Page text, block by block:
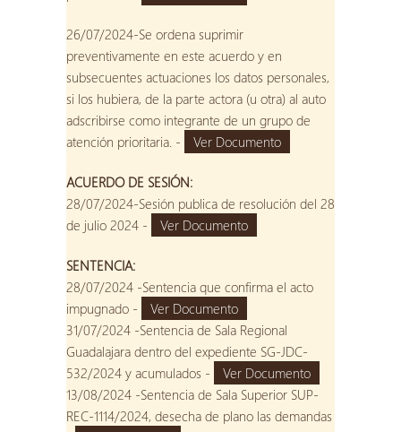
26/07/2024-Se ordena suprimir
preventivamente en este acuerdo y en
subsecuentes actuaciones los datos personales,
si los hubiera, de la parte actora (u otra) al auto
adscribirse como integrante de un grupo de
atención prioritaria. -
Ver Documento
ACUERDO DE SESIÓN:
28/07/2024-Sesión publica de resolución del 28
de julio 2024 -
Ver Documento
SENTENCIA:
28/07/2024 -Sentencia que confirma el acto
impugnado -
Ver Documento
31/07/2024 -Sentencia de Sala Regional
Guadalajara dentro del expediente SG-JDC-
532/2024 y acumulados -
Ver Documento
13/08/2024 -Sentencia de Sala Superior SUP-
REC-1114/2024, desecha de plano las demandas